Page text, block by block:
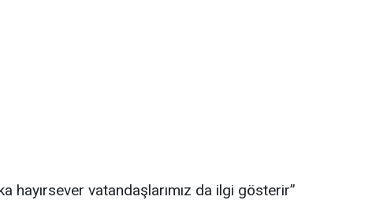
hayırsever vatandaşlarımız da ilgi gösterir”